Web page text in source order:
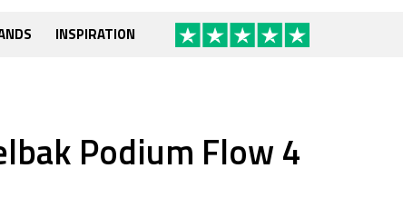
INSPIRATION
Podium Flow 4